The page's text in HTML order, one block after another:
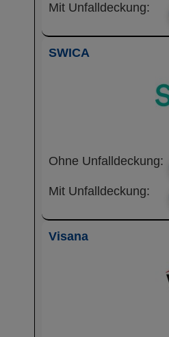
Mit Unfalldeckung:
SWICA
Ohne Unfalldeckung:
Mit Unfalldeckung:
Visana